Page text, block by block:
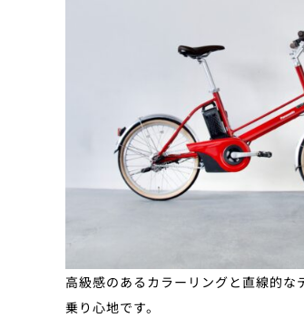
高級感のあるカラーリングと直線的
乗り心地です。